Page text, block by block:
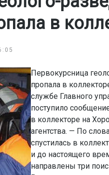
в
Первокурсница
пропала в
службе Главного
поступило
в коллекторе на
агентства. — По
спустилась в
и до настоящего
направлены три